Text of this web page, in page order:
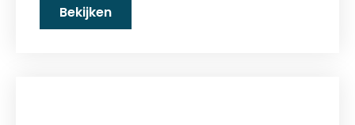
Bekijken